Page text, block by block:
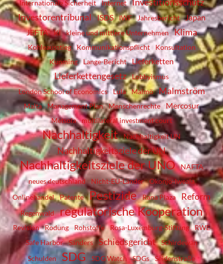
Internationale Sicherheit
Internet
Investorentribunal
ISDS IWF Jahresbericht
Japan
JEFTA
KI kleine und mittlere Unternehmen Klima
Kohleausstieg Kommunikationspflicht
Konsultation
Kunming
Lange-Bericht Lieferketten
Lieferkettengesetz
Lobbyismus
London School of Economics
Lula Malmö Malmström
Malta Management Plan Menschenrechte Mercosur
Metsola multilateral investment court
Nachhaltigkeit Nachhaltigkeit UN
Nachhaltigkeitsziele der UN
Nachhaltigkeitsziele der UNO
NAFTA
neues deutschland
Nicht-EU-Länder
Okonjo-Iweala
Onlinehandel
Patente Pestizide Rana Plaza Reform
Regenwald regulatorische Kooperation
Revision Rodung Rohstoffe Rosa-Luxemburg-Stiftung
RWE
Safe Harbor
Sanders Schiedsgericht
Schirdewan
Schulden
SDG SDG Watch SDGs
Seidenstraße